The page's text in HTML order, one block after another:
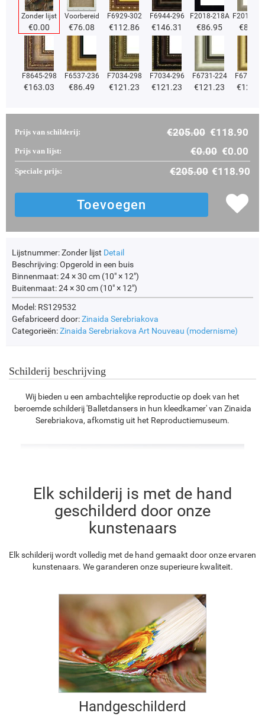
Zonder lijst
€0.00
Voorbereid
€76.08
F6929-302
€112.86
F6944-296
€146.31
F2018-218A
€86.95
F2018-
€86.95
F8645-298
€163.03
F6537-236
€86.49
F7034-298
€121.23
F7034-296
€121.23
F6731-224
€121.23
F6731-
€
Prijs van schilderij: €205.00 €118.90
Prijs van lijst: €0.00 €0.00
Speciale prijs: €205.00 €118.90
Lijstnummer:Zonder lijst Detail
Beschrijving:Opgerold in een buis
Binnenmaat:24 × 30 cm (10" × 12")
Buitenmaat:24 × 30 cm (10" × 12")
Model: RS129532
Gefabriceerd door:Zinaida Serebriakova
Categorieën:Zinaida Serebriakova Art Nouveau (modernisme)
Schilderij beschrijving
Wij bieden u een ambachtelijke reproductie op doek van het
beroemde schilderij 'Balletdansers in hun kleedkamer' van Zinaida
Serebriakova, afkomstig uit het Reproductiemuseum.
Elk schilderij is met de hand
geschilderd door onze
kunstenaars
Elk schilderij wordt volledig met de hand gemaakt door onze ervaren
kunstenaars. We garanderen onze superieure kwaliteit.
Handgeschilderd